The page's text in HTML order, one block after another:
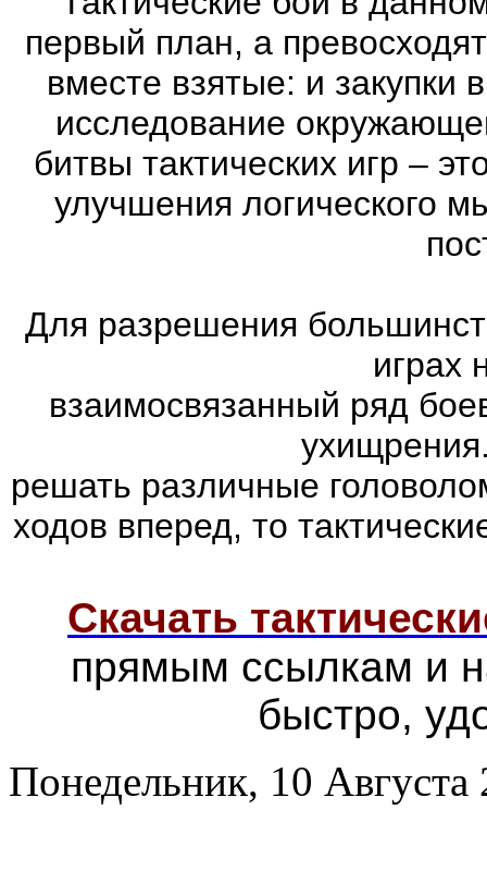
первый план, а
вместе взятые: и закупки
исследование
битвы тактических игр –
улучшения логического
Для разрешения
играх
взаимосвязанный ряд
решать различные
ходов вперед, то
Скачать
прямым ссылкам и
быстро,
Понедельник, 10 Августа